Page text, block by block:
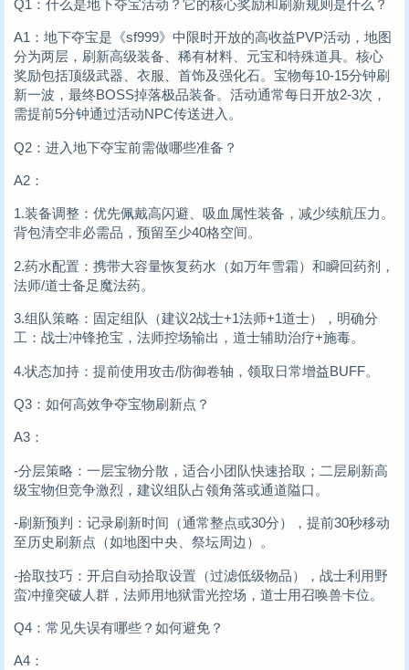
Q1：什么是地下夺宝活动？它的核心奖励和刷新规则是什么？
A1：地下夺宝是《sf999》中限时开放的高收益PVP活动，地图
分为两层，刷新高级装备、稀有材料、元宝和特殊道具。核心
奖励包括顶级武器、衣服、首饰及强化石。宝物每10-15分钟刷
新一波，最终BOSS掉落极品装备。活动通常每日开放2-3次，
需提前5分钟通过活动NPC传送进入。
Q2：进入地下夺宝前需做哪些准备？
A2：
1.装备调整：优先佩戴高闪避、吸血属性装备，减少续航压力。
背包清空非必需品，预留至少40格空间。
2.药水配置：携带大容量恢复药水（如万年雪霜）和瞬回药剂，
法师/道士备足魔法药。
3.组队策略：固定组队（建议2战士+1法师+1道士），明确分
工：战士冲锋抢宝，法师控场输出，道士辅助治疗+施毒。
4.状态加持：提前使用攻击/防御卷轴，领取日常增益BUFF。
Q3：如何高效争夺宝物刷新点？
A3：
-分层策略：一层宝物分散，适合小团队快速拾取；二层刷新高
级宝物但竞争激烈，建议组队占领角落或通道隘口。
-刷新预判：记录刷新时间（通常整点或30分），提前30秒移动
至历史刷新点（如地图中央、祭坛周边）。
-拾取技巧：开启自动拾取设置（过滤低级物品），战士利用野
蛮冲撞突破人群，法师用地狱雷光控场，道士用召唤兽卡位。
Q4：常见失误有哪些？如何避免？
A4：